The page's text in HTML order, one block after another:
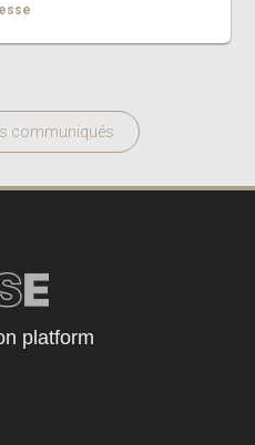
communiqués
platform